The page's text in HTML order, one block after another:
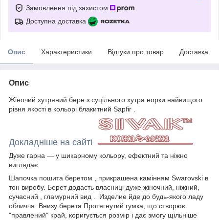
Замовлення під захистом
Доступна доставка
Опис Характеристики Відгуки про товар Доставка
Опис
Жіночий хутряний бере з суцільного хутра норки найвищого
рівня якості в кольорі блакитний Sapfir .
Докладніше на сайті
Дуже гарна — у шикарному кольору, ефектний та ніжно
виглядає.
Шапочка пошита беретом , прикрашена камінням Swarovski в
тон виробу. Берет додасть власниці дуже жіночний, ніжний,
сучасний , гламурний вид . Изделие йде до будь-якого ладу
обличчя. Внизу берета Протягнутий гумка, що створює
"правлений" край, коригується розмір і дає змогу щільніше